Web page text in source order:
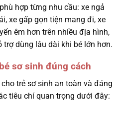
hợp từng nhu cầu: xe ngả
xe gấp gọn tiện mang đi, xe
êm hơn trên nhiều địa hình,
dùng lâu dài khi bé lớn hơn.
sơ sinh đúng cách
trẻ sơ sinh an toàn và đáng
tiêu chí quan trọng dưới đây: